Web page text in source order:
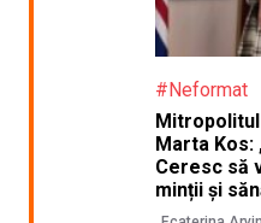
#Neformat
Marta Kos:
Ceresc să
minții și